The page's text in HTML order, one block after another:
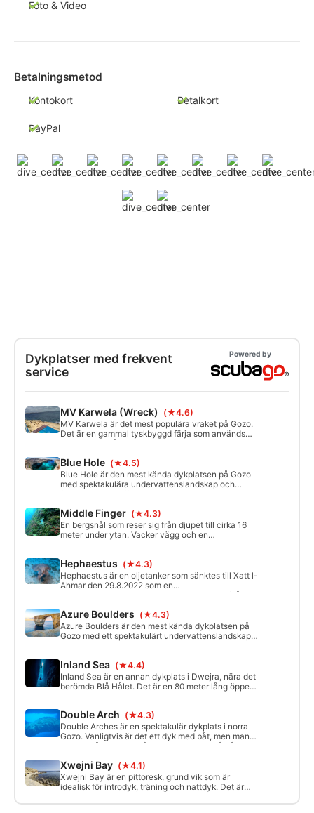
Foto & Video
Betalningsmetod
Kontokort Betalkort
PayPal
Dykplatser med frekvent
service
Powered by
MV Karwela (Wreck)
(★4.6)
MV Karwela är det mest populära vraket på Gozo.
Det är en gammal tyskbyggd färja som används
som utflyktsbåt runt Malta. Den skrotades 2006 för
penetrera vraket. Det har en fantastisk trappa, två
däck att utforska och ett mörkt maskinrum undertill.
Blue Hole (★4.5)
Blue Hole är den mest kända dykplatsen på Gozo
med spektakulära undervattenslandskap och
skorsten och genomgångar.
Middle Finger (★4.3)
En bergsnål som reser sig från djupet till cirka 16
meter under ytan. Vacker vägg och en
imponerande utsikt över väggen ut i det blå
Hephaestus (★4.3)
Hephaestus är en oljetanker som sänktes till Xatt l-
Ahmar den 29.8.2022 som en
undervattensattraktion. Detta är ett strand-/båtdyk
Azure Boulders (★4.3)
Azure Boulders är den mest kända dykplatsen på
Gozo med ett spektakulärt undervattenslandskap
många genomgångar. Den här platsen är 5-30
meter djup och är utmärkt för dykare på alla nivåer.
Inland Sea (★4.4)
Inland Sea är en annan dykplats i Dwejra, nära det
berömda Blå Hålet. Det är en 80 meter lång öppen
avgrund som är full av fiskar. Perfekt för mer
erfarna dykare. Djup mellan 5 och 30+ meter.
Double Arch (★4.3)
Double Arches är en spektakulär dykplats i norra
Gozo. Vanligtvis är det ett dyk med båt, men man
kan också ta sig dit från land. Upptäck två bågar
mer avancerade dykare.
Xwejni Bay (★4.1)
Xwejni Bay är en pittoresk, grund vik som är
idealisk för introdyk, träning och nattdyk. Det är
också lätt att ta sig in och ut ur den. Den är välkänd
för Posidonia-fälten som döljer mängder av olika